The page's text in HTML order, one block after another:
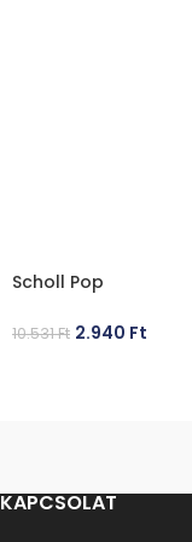
Scholl Pop
10.531Ft 2.940 Ft
KAPCSOLAT